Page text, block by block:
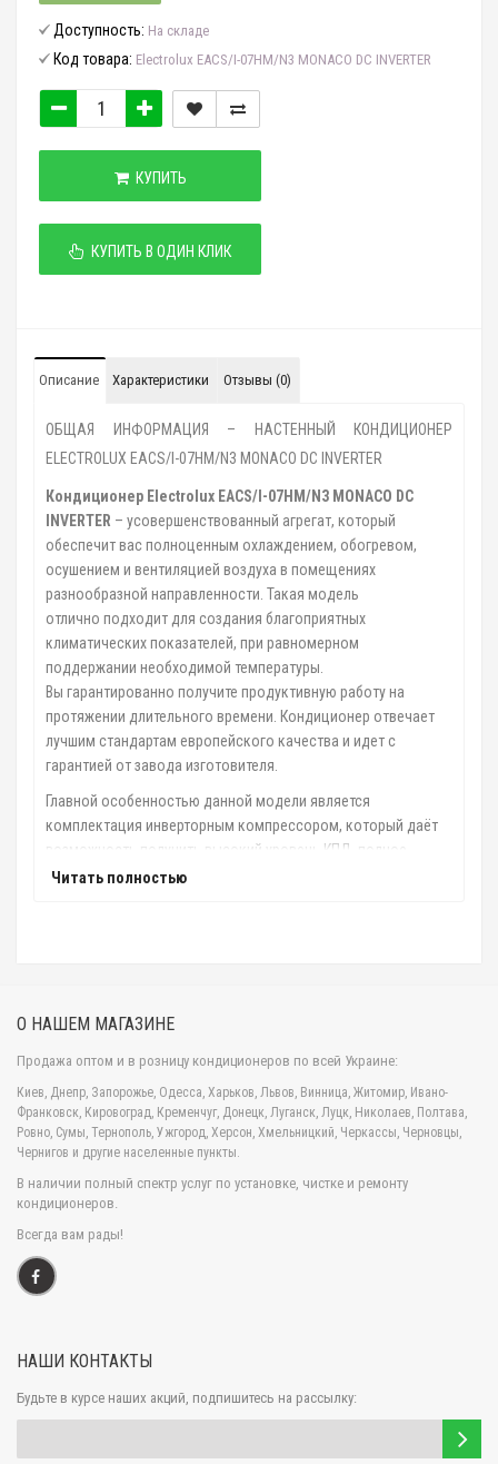
Доступность: На складе
Код товара: Electrolux EACS/I-07HM/N3 MONACO DC INVERTER
КУПИТЬ
КУПИТЬ В ОДИН КЛИК
Описание Характеристики Отзывы (0)
ОБЩАЯ ИНФОРМАЦИЯ – НАСТЕННЫЙ КОНДИЦИОНЕР
ELECTROLUX EACS/I-07HM/N3 MONACO DC INVERTER
Кондиционер Electrolux EACS/I-07HM/N3 MONACO DC
INVERTER – усовершенствованный агрегат, который
обеспечит вас полноценным охлаждением, обогревом,
осушением и вентиляцией воздуха в помещениях
разнообразной направленности. Такая модель
отлично подходит для создания благоприятных
климатических показателей, при равномерном
поддержании необходимой температуры.
Вы гарантированно получите продуктивную работу на
протяжении длительного времени. Кондиционер отвечает
лучшим стандартам европейского качества и идет с
гарантией от завода изготовителя.
Главной особенностью данной модели является
комплектация инверторным компрессором, который даёт
возможность получить высокий уровень КПД, полное
отсутствие пусковых токов, более точное поддержание
форма позволяют вписаться в любой интерьер, а монтаж вы
можете осуществлять в квартире, в частном доме,
другом общественном месте, при условии, что номинальной
мощности кондиционера будет хватать для обслуживания
данной площади.
Кондиционер
комплектуется многоступенчатым фильтром с 6-ю уровнями
очистки воздуха. Такое исполнение помогает устранить все
негативные элементы, такие как пыль, грязь, вредные
микробы, различные аллергены, шерсть животных,
более подробной информации следует обратиться к
всегда готовы провести детальную консультацию.
Читать полностью
О НАШЕМ МАГАЗИНЕ
Продажа оптом и в розницу кондиционеров по всей Украине:
Киев, Днепр, Запорожье, Одесса, Харьков, Львов, Винница, Житомир, Ивано-
Франковск, Кировоград, Кременчуг, Донецк, Луганск, Луцк, Николаев, Полтава,
Ровно, Сумы, Тернополь, Ужгород, Херсон, Хмельницкий, Черкассы, Черновцы,
Чернигов и другие населенные пункты.
В наличии полный спектр услуг по установке, чистке и ремонту
кондиционеров.
Всегда вам рады!
НАШИ КОНТАКТЫ
Будьте в курсе наших акций, подпишитесь на рассылку: